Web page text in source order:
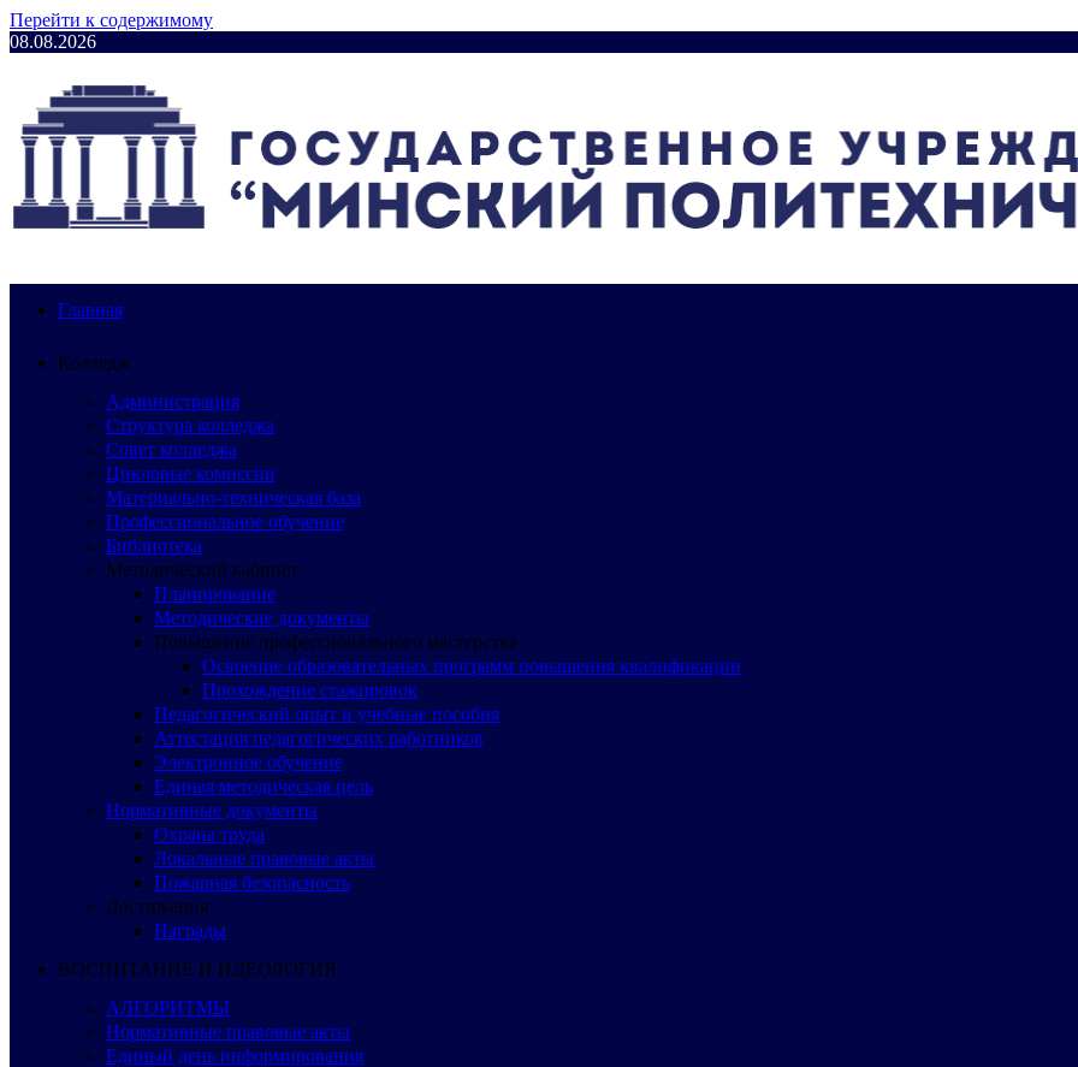
Перейти к содержимому
08.08.2026
Главная
Колледж
Администрация
Структура колледжа
Совет колледжа
Цикловые комиссии
Материально-техническая база
Профессиональное обучение
Библиотека
Методический кабинет
Планирование
Методические документы
Повышение профессионального мастерства
Освоение образовательных программ повышения квалификации
Прохождение стажировок
Педагогический опыт и учебные пособия
Аттестация педагогических работников
Электронное обучение
Единая методическая цель
Нормативные документы
Охрана труда
Локальные правовые акты
Пожарная безопасность
Достижения
Награды
ВОСПИТАНИЕ И ИДЕОЛОГИЯ
АЛГОРИТМЫ
Нормативные правовые акты
Единый день информирования